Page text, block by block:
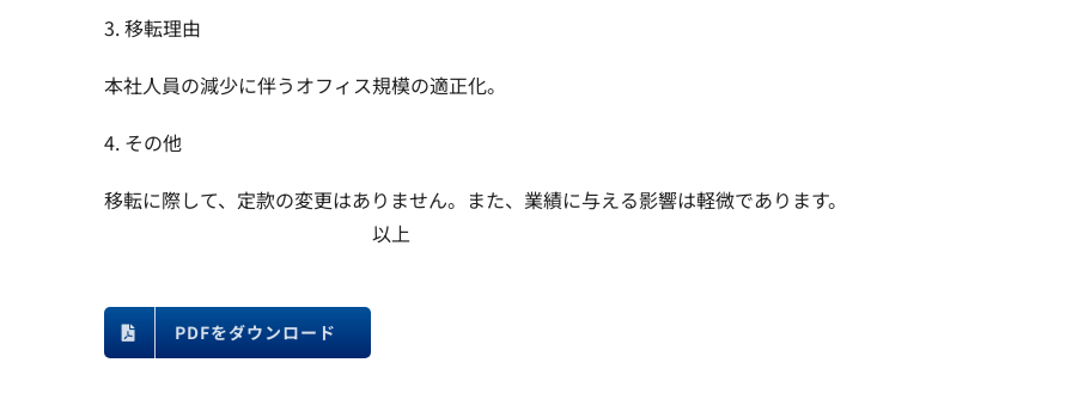
3. 移転理由
本社人員の減少に伴うオフィス規模の適正化。
4. その他
移転に際して、定款の変更はありません。また、業績に与える影響は軽微であります。
以上
PDFをダウンロード